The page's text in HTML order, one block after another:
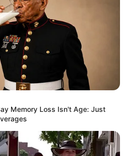
Saúde é indiciada por falsificar
nunca aconteceram.
da restituição do IR paga R$
para 2,7 milhões de
para ACS e ACE: veja o
para conseguir o benefício.
Memory Loss Isn't Age: Just